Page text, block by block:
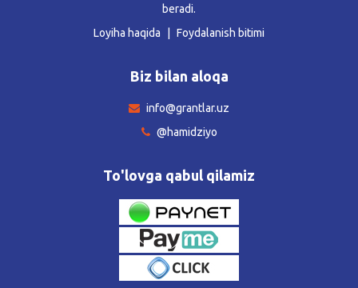
beradi.
Loyiha haqida
Foydalanish bitimi
Biz bilan aloqa
info@grantlar.uz
@hamidziyo
To'lovga qabul qilamiz